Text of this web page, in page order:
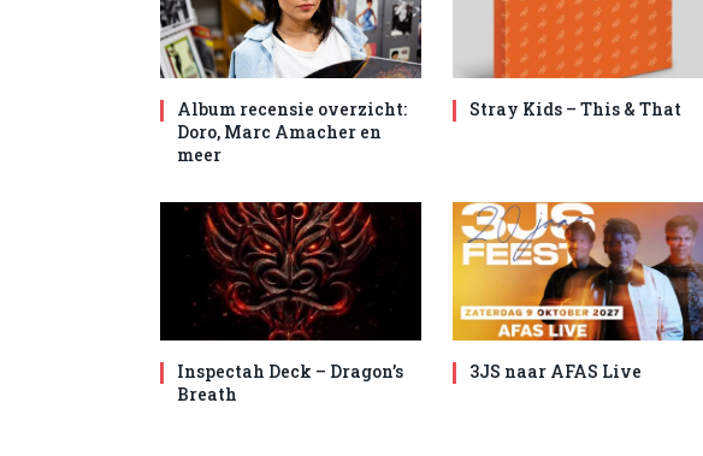
Album recensie overzicht:
Doro, Marc Amacher en
meer
Stray Kids – This & That
Inspectah Deck – Dragon’s
Breath
3JS naar AFAS Live